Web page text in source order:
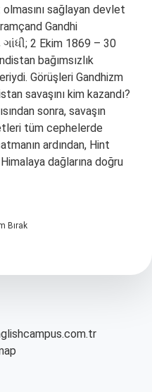
olmasını sağlayan devlet
Gandhi
2 Ekim 1869 – 30
bağımsızlık
Görüşleri Gandhizm
savaşını kim kazandı?
sonra, savaşın
tüm cephelerde
ardından, Hint
dağlarına doğru
Bırak